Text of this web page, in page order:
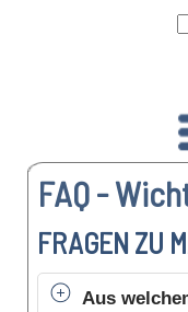
FAQ -
FRAGEN ZU
Aus